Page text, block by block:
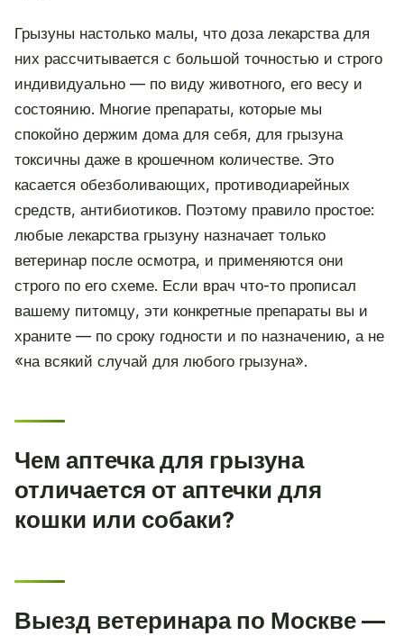
Грызуны настолько малы, что доза лекарства для
них рассчитывается с большой точностью и строго
индивидуально — по виду животного, его весу и
состоянию. Многие препараты, которые мы
спокойно держим дома для себя, для грызуна
токсичны даже в крошечном количестве. Это
касается обезболивающих, противодиарейных
средств, антибиотиков. Поэтому правило простое:
любые лекарства грызуну назначает только
ветеринар после осмотра, и применяются они
строго по его схеме. Если врач что-то прописал
вашему питомцу, эти конкретные препараты вы и
храните — по сроку годности и по назначению, а не
«на всякий случай для любого грызуна».
Чем аптечка для грызуна
отличается от аптечки для
кошки или собаки?
Выезд ветеринара по Москве —